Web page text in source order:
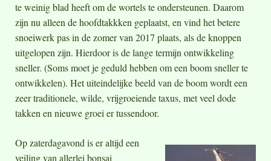
te weinig blad heeft om de wortels te ondersteunen. Daarom
zijn nu alleen de hoofdtakkken geplaatst, en vind het betere
snoeiwerk pas in de zomer van 2017 plaats, als de knoppen
uitgelopen zijn. Hierdoor is de lange termijn ontwikkeling
sneller. (Soms moet je geduld hebben om een boom sneller te
ontwikkelen). Het uiteindelijke beeld van de boom wordt een
zeer traditionele, wilde, vrijgroeiende taxus, met veel dode
takken en nieuwe groei er tussendoor.
Op zaterdagavond is er altijd een
veiling van allerlei bonsai